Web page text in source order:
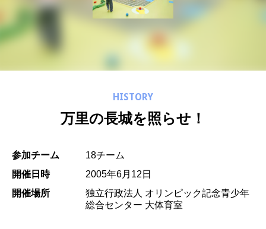
HISTORY
万里の長城を照らせ！
参加チーム
18チーム
開催日時
2005年6月12日
開催場所
独立行政法人 オリンピック記念青少年
総合センター 大体育室